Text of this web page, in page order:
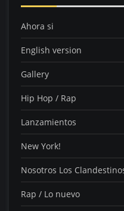
Ahora si
English version
Gallery
Hip Hop / Rap
Lanzamientos
New York!
Nosotros Los
Rap / Lo nuevo